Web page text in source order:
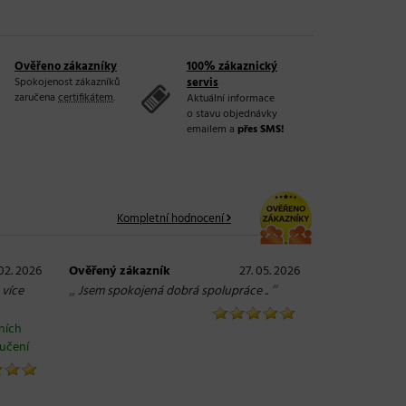
Ověřeno zákazníky
Spokojenost zákazníků
zaručena certifikátem.
100% zákaznický
servis
Aktuální informace
o stavu objednávky
emailem a přes SMS!
Kompletní hodnocení
2026 Ověřený zákazník 27. 05. 2026
„ Jsem spokojená dobrá spolupráce .. “